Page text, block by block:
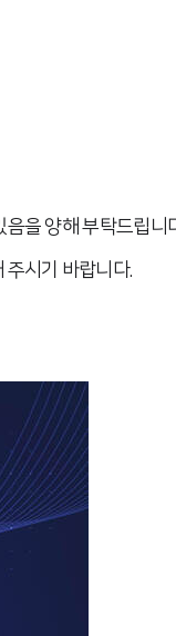
을 양해 부탁드립니
주시기 바랍니다.